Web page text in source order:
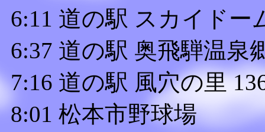
6:11 道の駅 スカイドー
6:37 道の駅 奥飛騨温泉
7:16 道の駅 風穴の里
8:01 松本市野球場